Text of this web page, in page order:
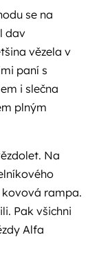
se na
dav
vězela v
paní s
i slečna
plným
Na
kovová rampa.
Pak všichni
Alfa